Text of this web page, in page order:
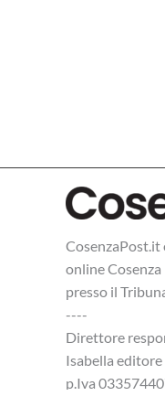
online
presso il
----
Direttore
Isabella editore
p.Iva